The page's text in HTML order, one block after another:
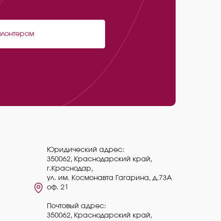
Юридический адрес:
350062, Краснодарский край,
г.Краснодар,
ул. им. Космонавта Гагарина, д.73А
оф. 21
Почтовый адрес:
350062, Краснодарский край,